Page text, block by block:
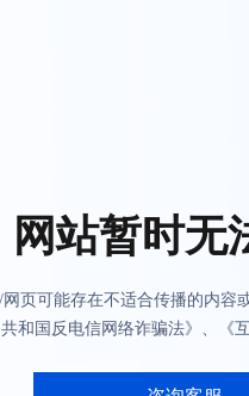
网站暂时无
页可能存在不适合传播的内容
和国反电信网络诈骗法》、《